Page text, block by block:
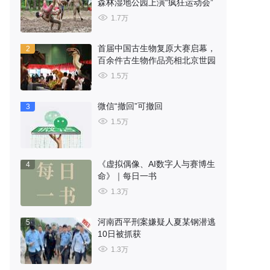
森林湿地公园上演“疯狂运动会”
1.7万
2
首届中国古生物复原大赛启幕，
百余件古生物作品亮相北京世园
1.5万
3 微信“撤回”可撤回
1.5万
4
《虚拟偶像、AI数字人与赛博生
命》｜每日一书
1.3万
5
河南西平刑案嫌疑人夏某钢潜逃
10日被抓获
1.3万